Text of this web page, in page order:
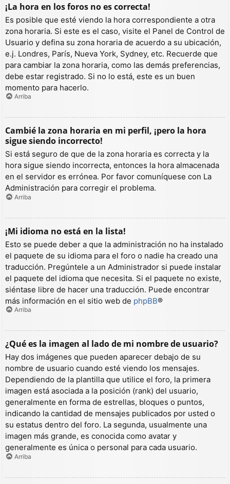
¡La hora en los foros no es correcta!
Es posible que esté viendo la hora correspondiente a otra
zona horaria. Si este es el caso, visite el Panel de Control de
Usuario y defina su zona horaria de acuerdo a su ubicación,
e.j. Londres, París, Nueva York, Sydney, etc. Recuerde que
para cambiar la zona horaria, como las demás preferencias,
debe estar registrado. Si no lo está, este es un buen
momento para hacerlo.
Arriba
Cambié la zona horaria en mi perfil, ¡pero la hora
sigue siendo incorrecto!
Si está seguro de que de la zona horaria es correcta y la
hora sigue siendo incorrecta, entonces la hora almacenada
en el servidor es errónea. Por favor comuníquese con La
Administración para corregir el problema.
Arriba
¡Mi idioma no está en la lista!
Esto se puede deber a que la administración no ha instalado
el paquete de su idioma para el foro o nadie ha creado una
traducción. Pregúntele a un Administrador si puede instalar
el paquete del idioma que necesita. Si el paquete no existe,
siéntase libre de hacer una traducción. Puede encontrar
más información en el sitio web de phpBB®
Arriba
¿Qué es la imagen al lado de mi nombre de usuario?
Hay dos imágenes que pueden aparecer debajo de su
nombre de usuario cuando esté viendo los mensajes.
Dependiendo de la plantilla que utilice el foro, la primera
imagen está asociada a la posición (rank) del usuario,
generalmente en forma de estrellas, bloques o puntos,
indicando la cantidad de mensajes publicados por usted o
su estatus dentro del foro. La segunda, usualmente una
imagen más grande, es conocida como avatar y
generalmente es única o personal para cada usuario.
Arriba